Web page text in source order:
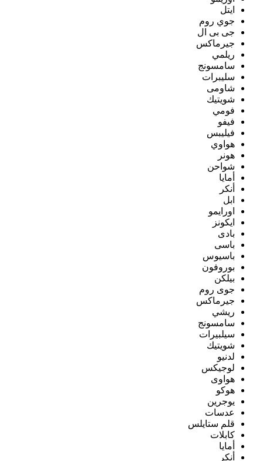
ايتل
جوي روم
جى بى ال
جيرماكس
ريلمي
سامسونج
سليبرات
شاومى
شويتيك
فومي
فيفو
فيليبس
هواوي
هونر
شواحن
أمايا
أنكر
ابل
اورايمو
ايكونز
بادى
باسى
باسيوس
بوروفون
بيلكن
جوى روم
جيرماكس
ريشي
سامسونج
سيلبيرات
شويتيك
لدنيو
لوجيكس
هواوى
هوكو
يوجرين
عدسات
قلم ستايلس
كابلات
أمايا
أنكر